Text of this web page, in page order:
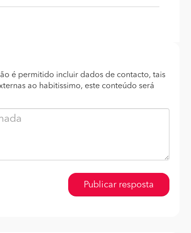
é permitido incluir dados de contacto, tais
ao habitissimo, este conteúdo será
Publicar resposta